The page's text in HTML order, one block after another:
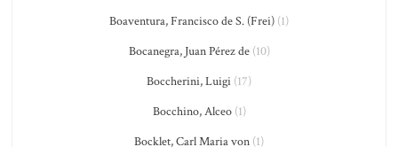
Boaventura, Francisco de S. (Frei) (1)
Bocanegra, Juan Pérez de(10)
Boccherini, Luigi (17)
Bocchino, Alceo(1)
Bocklet, Carl Maria von (1)